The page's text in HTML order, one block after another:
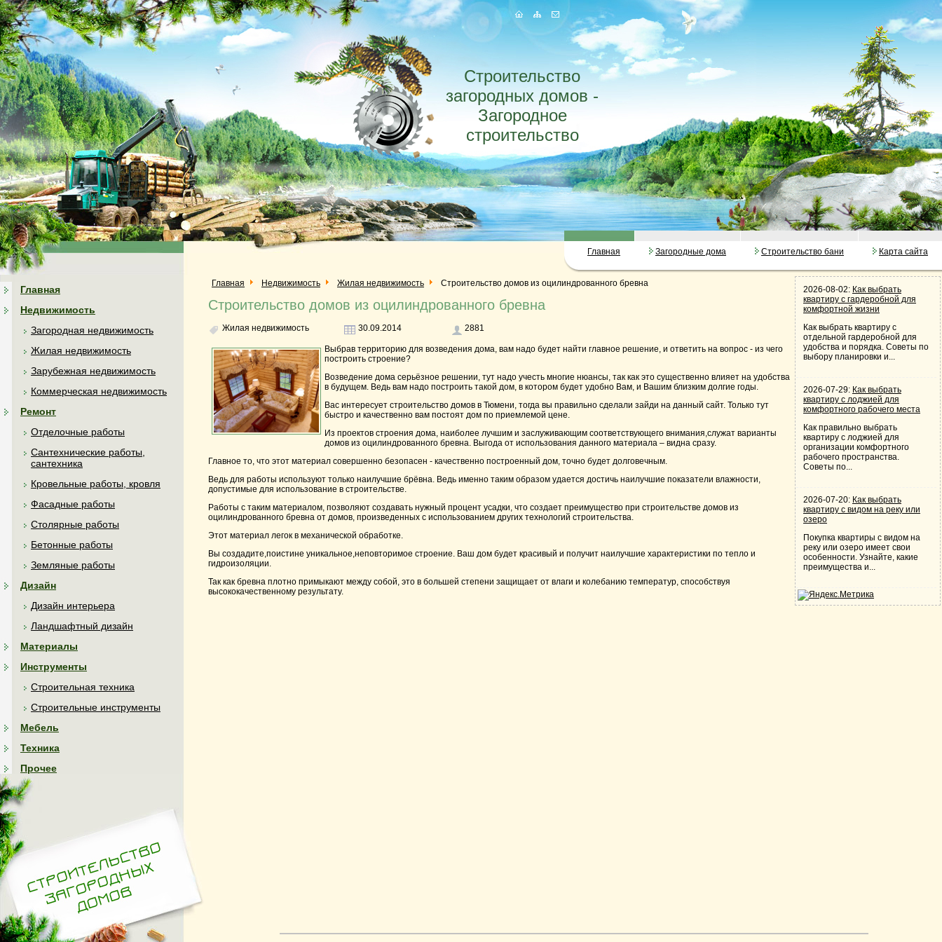
Строительство
загородных домов -
Загородное
строительство
Главная Загородные дома Строительство бани Карта сайта
Главная
Недвижимость
Загородная недвижимость
Жилая недвижимость
Зарубежная недвижимость
Коммерческая недвижимость
Ремонт
Отделочные работы
Сантехнические работы,
сантехника
Кровельные работы, кровля
Фасадные работы
Столярные работы
Бетонные работы
Земляные работы
Дизайн
Дизайн интерьера
Ландшафтный дизайн
Материалы
Инструменты
Строительная техника
Строительные инструменты
Мебель
Техника
Прочее
Главная Недвижимость Жилая недвижимость Строительство домов из оцилиндрованного бревна
Строительство домов из оцилиндрованного бревна
Жилая недвижимость 30.09.2014 2881
Выбрав территорию для возведения дома, вам надо будет найти главное решение, и ответить на вопрос - из чего
построить строение?
Возведение дома серьёзное решении, тут надо учесть многие нюансы, так как это существенно влияет на удобства
в будущем. Ведь вам надо построить такой дом, в котором будет удобно Вам, и Вашим близким долгие годы.
Вас интересует строительство домов в Тюмени, тогда вы правильно сделали зайди на данный сайт. Только тут
быстро и качественно вам постоят дом по приемлемой цене.
Из проектов строения дома, наиболее лучшим и заслуживающим соответствующего внимания,служат варианты
домов из оцилиндрованного бревна. Выгода от использования данного материала – видна сразу.
Главное то, что этот материал совершенно безопасен - качественно построенный дом, точно будет долговечным.
Ведь для работы используют только наилучшие брёвна. Ведь именно таким образом удается достичь наилучшие показатели влажности,
допустимые для использование в строительстве.
Работы с таким материалом, позволяют создавать нужный процент усадки, что создает преимущество при строительстве домов из
оцилиндрованного бревна от домов, произведенных с использованием других технологий строительства.
Этот материал легок в механической обработке.
Вы создадите,поистине уникальное,неповторимое строение. Ваш дом будет красивый и получит наилучшие характеристики по тепло и
гидроизоляции.
Так как бревна плотно примыкают между собой, это в большей степени защищает от влаги и колебанию температур, способствуя
высококачественному результату.
2026-08-02: Как выбрать
квартиру с гардеробной для
комфортной жизни
Как выбрать квартиру с
отдельной гардеробной для
удобства и порядка. Советы по
выбору планировки и...
2026-07-29: Как выбрать
квартиру с лоджией для
комфортного рабочего места
Как правильно выбрать
квартиру с лоджией для
организации комфортного
рабочего пространства.
Советы по...
2026-07-20: Как выбрать
квартиру с видом на реку или
озеро
Покупка квартиры с видом на
реку или озеро имеет свои
особенности. Узнайте, какие
преимущества и...